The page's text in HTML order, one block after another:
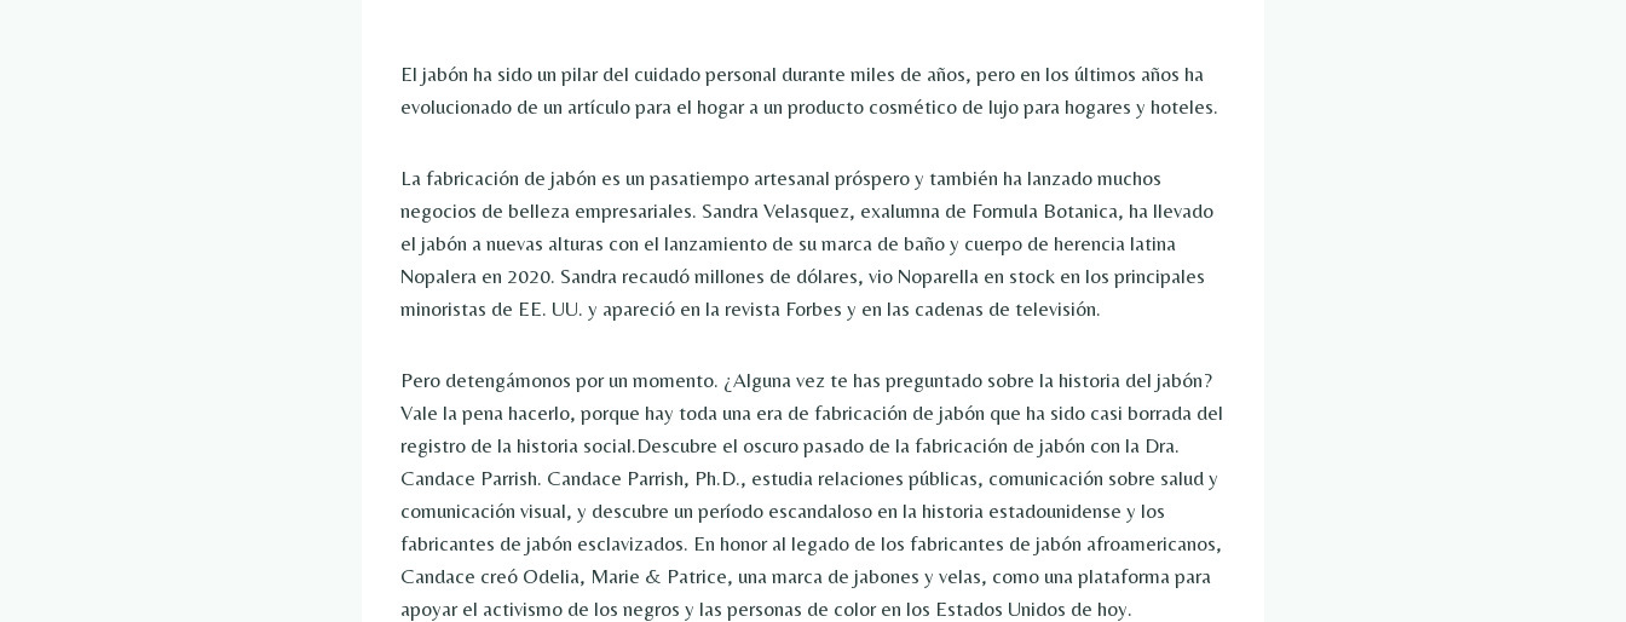
El jabón ha sido un pilar del cuidado personal durante miles de años, pero en los últimos años ha
evolucionado de un artículo para el hogar a un producto cosmético de lujo para hogares y hoteles.
La fabricación de jabón es un pasatiempo artesanal próspero y también ha lanzado muchos
negocios de belleza empresariales. Sandra Velasquez, exalumna de Formula Botanica, ha llevado
el jabón a nuevas alturas con el lanzamiento de su marca de baño y cuerpo de herencia latina
Nopalera en 2020. Sandra recaudó millones de dólares, vio Noparella en stock en los principales
minoristas de EE. UU. y apareció en la revista Forbes y en las cadenas de televisión.
Pero detengámonos por un momento. ¿Alguna vez te has preguntado sobre la historia del jabón?
Vale la pena hacerlo, porque hay toda una era de fabricación de jabón que ha sido casi borrada del
registro de la historia social.Descubre el oscuro pasado de la fabricación de jabón con la Dra.
Candace Parrish. Candace Parrish, Ph.D., estudia relaciones públicas, comunicación sobre salud y
comunicación visual, y descubre un período escandaloso en la historia estadounidense y los
fabricantes de jabón esclavizados. En honor al legado de los fabricantes de jabón afroamericanos,
Candace creó Odelia, Marie & Patrice, una marca de jabones y velas, como una plataforma para
apoyar el activismo de los negros y las personas de color en los Estados Unidos de hoy.